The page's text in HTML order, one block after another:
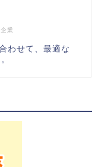
業
わせて、最適な